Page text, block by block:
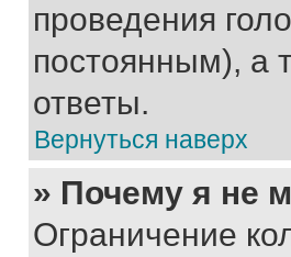
проведения
постоянным), а
ответы.
Вернуться наверх
» Почему я не
Ограничение